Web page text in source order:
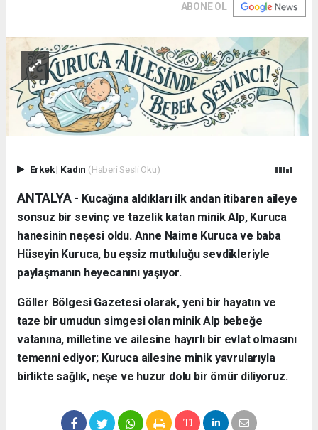
ABONE OL
Erkek| Kadın (Haberi Sesli Oku)
ANTALYA - ​ Kucağına aldıkları ilk andan itibaren aileye
sonsuz bir sevinç ve tazelik katan minik Alp, Kuruca
hanesinin neşesi oldu. Anne Naime Kuruca ve baba
Hüseyin Kuruca, bu eşsiz mutluluğu sevdikleriyle
paylaşmanın heyecanını yaşıyor.
​Göller Bölgesi Gazetesi olarak, yeni bir hayatın ve
taze bir umudun simgesi olan minik Alp bebeğe
vatanına, milletine ve ailesine hayırlı bir evlat olmasını
temenni ediyor; Kuruca ailesine minik yavrularıyla
birlikte sağlık, neşe ve huzur dolu bir ömür diliyoruz.